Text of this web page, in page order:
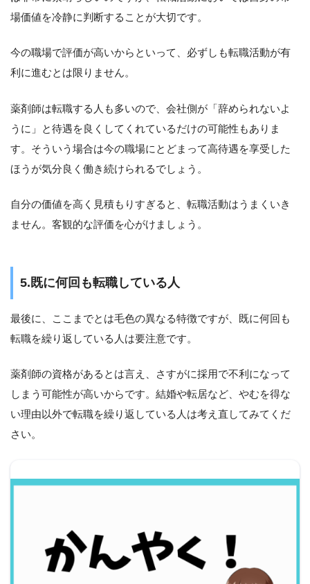
場価値を冷静に判断することが大切です。
今の職場で評価が高いからといって、必ずしも転職活動が有
利に進むとは限りません。
薬剤師は転職する人も多いので、会社側が「辞められないよ
うに」と待遇を良くしてくれているだけの可能性もありま
す。そういう場合は今の職場にとどまって高待遇を享受した
ほうが気分良く働き続けられるでしょう。
自分の価値を高く見積もりすぎると、転職活動はうまくいき
ません。客観的な評価を心がけましょう。
5.既に何回も転職している人
最後に、ここまでとは毛色の異なる特徴ですが、既に何回も
転職を繰り返している人は要注意です。
薬剤師の資格があるとは言え、さすがに採用で不利になって
しまう可能性が高いからです。結婚や転居など、やむを得な
い理由以外で転職を繰り返している人は考え直してみてくだ
さい。